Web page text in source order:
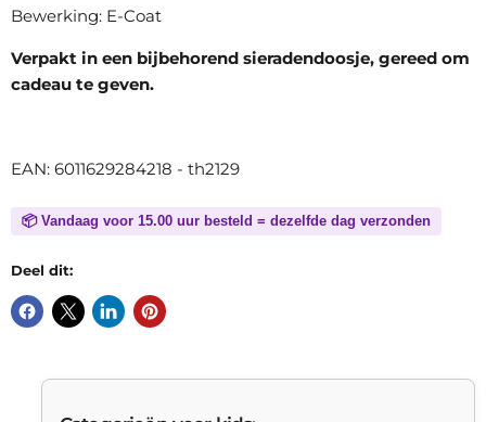
Bewerking: E-Coat
Verpakt in een bijbehorend sieradendoosje, gereed om
cadeau te geven.
EAN: 6011629284218 - th2129
📦 Vandaag voor 15.00 uur besteld = dezelfde dag verzonden
Deel dit: